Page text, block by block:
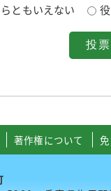
ともいえない
著作権について